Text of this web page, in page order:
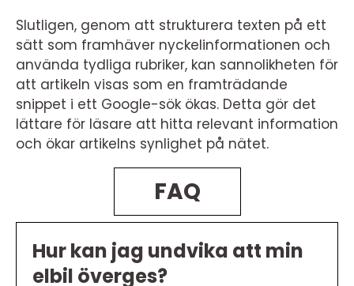
Slutligen, genom att strukturera texten på ett
sätt som framhäver nyckelinformationen och
använda tydliga rubriker, kan sannolikheten för
att artikeln visas som en framträdande
snippet i ett Google-sök ökas. Detta gör det
lättare för läsare att hitta relevant information
och ökar artikelns synlighet på nätet.
FAQ
Hur kan jag undvika att min
elbil överges?